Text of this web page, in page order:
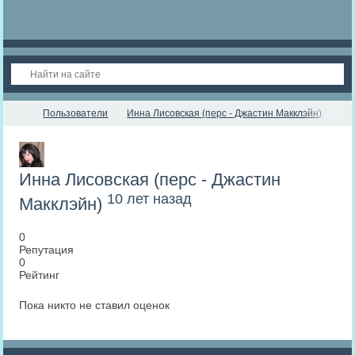
Пользователи Инна Лисовская (перс - Джастин Макклэйн)
Инна Лисовская (перс - Джастин
Макклэйн) 10 лет назад
0
Репутация
0
Рейтинг
Пока никто не ставил оценок